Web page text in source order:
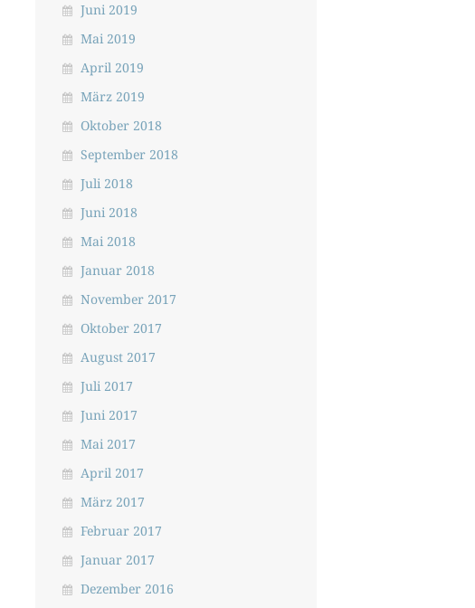
Juni 2019
Mai 2019
April 2019
März 2019
Oktober 2018
September 2018
Juli 2018
Juni 2018
Mai 2018
Januar 2018
November 2017
Oktober 2017
August 2017
Juli 2017
Juni 2017
Mai 2017
April 2017
März 2017
Februar 2017
Januar 2017
Dezember 2016